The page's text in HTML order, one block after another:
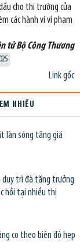
cho thị trường của
các hành vi vi phạm
tử Bộ Công Thương
Link gốc
NHIỀU
làn sóng tăng giá
duy trì đà tăng trưởng
hồi tại nhiều thị
co theo biên độ hẹp